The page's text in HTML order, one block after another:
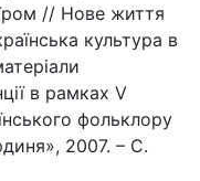
// Нове життя
культура в
в рамках V
фольклору
2007. – С.